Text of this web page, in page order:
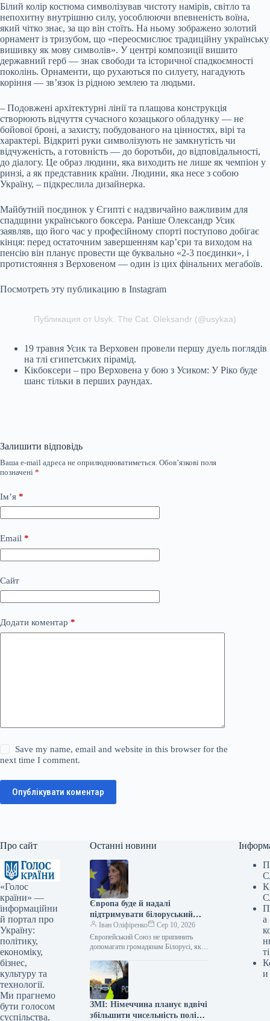
Білий колір костюма символізував чистоту намірів, світло та
непохитну внутрішню силу, уособлюючи впевненість воїна,
який чітко знає, за що він стоїть. На ньому зображено золотий
орнамент із тризубом, що «переосмислює традиційну українську
вишивку як мову символів». У центрі композиції вишито
державний герб — знак свободи та історичної спадкоємності
поколінь. Орнаменти, що рухаються по силуету, нагадують
коріння — зв’язок із рідною землею та людьми.
– Подовжені архітектурні лінії та плащова конструкція
створюють відчуття сучасного козацького обладунку — не
бойової броні, а захисту, побудованого на цінностях, вірі та
характері. Відкриті руки символізують не замкнутість чи
відчуженість, а готовність — до боротьби, до відповідальності,
до діалогу. Це образ людини, яка виходить не лише як чемпіон у
ринзі, а як представник країни. Людини, яка несе з собою
Україну, – підкреслила дизайнерка.
Майбутній поєдинок у Єгипті є надзвичайно важливим для
спадщини українського боксера. Раніше Олександр Усик
заявляв, що його час у професійному спорті поступово добігає
кінця: перед остаточним завершенням кар’єри та виходом на
пенсію він планує провести ще буквально «2-3 поєдинки», і
протистояння з Верховеном — один із цих фінальних мегабоїв.
Посмотреть эту публикацию в Instagram
Публикация от Usyk. The Cat. Oleksandr (@usykaa)
19 травня Усик та Верховен провели першу дуель поглядів
на тлі єгипетських пірамід.
Кікбоксери – про Верховена у бою з Усиком: У Ріко буде
шанс тільки в перших раундах.
Залишити відповідь
Ваша e-mail адреса не оприлюднюватиметься. Обов’язкові поля
позначені *
Ім’я *
Email *
Сайт
Додати коментар *
Save my name, email and website in this browser for the
next time I comment.
Опублікувати коментар
Про сайт
«Голос
країни» —
інформаційни
й портал про
Україну:
політику,
економіку,
бізнес,
культуру та
технології.
Ми прагнемо
бути голосом
суспільства,
Останні новини
Європа буде й надалі
підтримувати білоруський
народ – Мецола
Іван Оліфіренко
Сер 10, 2026
Європейський Союз не припинить
допомагати громадянам Білорусі, які
перетворень у своїй державі. Як
інформує Укрінформ, це…
ЗМІ: Німеччина планує вдвічі
збільшити чисельність поліції
а
ті
и